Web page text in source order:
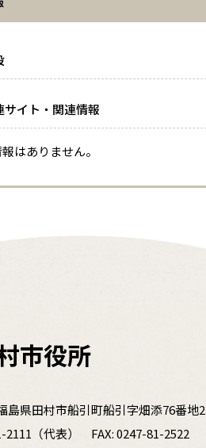
サイト・関連情報
はありません。
市役所
島県田村市船引町船引字畑添76番地2
2111 （代表） FAX: 0247-81-2522